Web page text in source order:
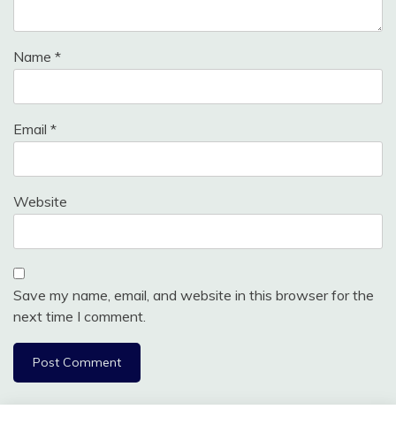
Name *
Email *
Website
Save my name, email, and website in this browser for the
next time I comment.